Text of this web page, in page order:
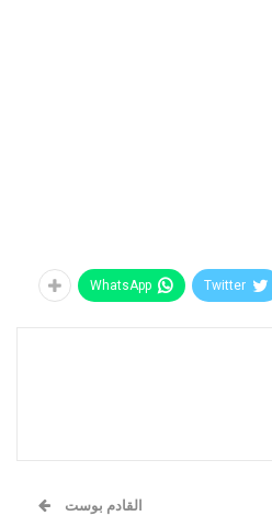
Twitter
WhatsApp
القادم بوست